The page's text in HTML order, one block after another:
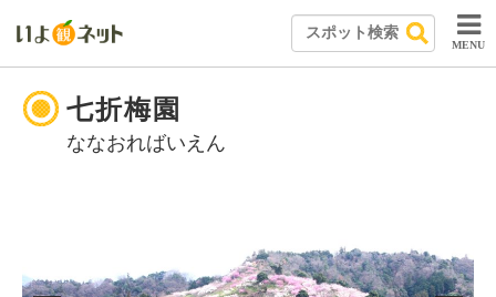
MENU
七折梅園
ななおればいえん